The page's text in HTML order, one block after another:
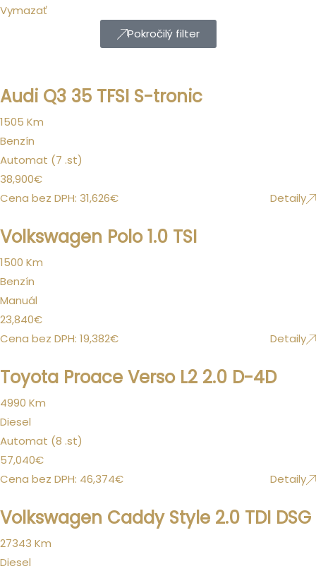
Vymazať
Pokročilý filter
Audi Q3 35 TFSI S-tronic
1505 Km
Benzín
Automat (7 .st)
38,900€
Cena bez DPH: 31,626€ Detaily
Volkswagen Polo 1.0 TSI
1500 Km
Benzín
Manuál
23,840€
Cena bez DPH: 19,382€ Detaily
Toyota Proace Verso L2 2.0 D-4D
4990 Km
Diesel
Automat (8 .st)
57,040€
Cena bez DPH: 46,374€ Detaily
Volkswagen Caddy Style 2.0 TDI DSG
27343 Km
Diesel